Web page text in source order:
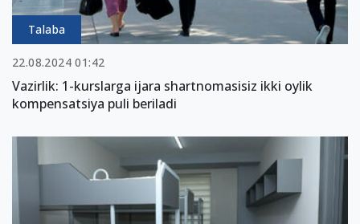
Talaba
22.08.2024 01:42
Vazirlik: 1-kurslarga ijara shartnomasisiz ikki oylik
kompensatsiya puli beriladi